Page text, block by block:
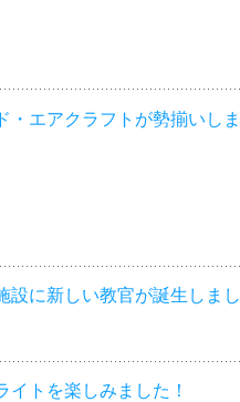
・エアクラフトが勢揃いしま
に新しい教官が誕生しまし
トを楽しみました！